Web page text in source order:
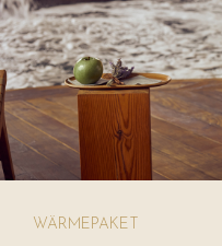
WÄRMEPAKET